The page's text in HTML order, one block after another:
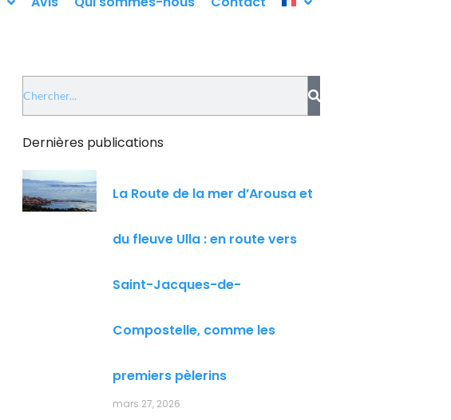
Dernières publications
La Route de la mer d’Arousa et
du fleuve Ulla : en route vers
Saint-Jacques-de-
Compostelle, comme les
premiers pèlerins
mars 27, 2026